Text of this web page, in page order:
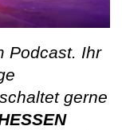
Podcast. Ihr
gerne